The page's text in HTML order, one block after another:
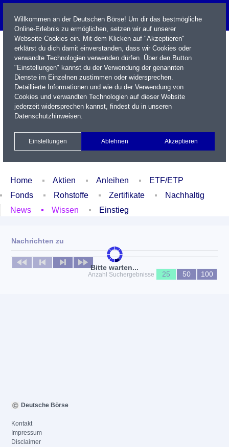
Name / WKN / ISIN / Kürzel
Xetra Realtime
Watchlist Portfolio Login
Home Aktien Anleihen
ETF/ETP
Fonds
Rohstoffe Zertifikate
Nachhaltig
News
Wissen Einstieg
Bitte warten...
Nachrichten zu
Keine News verfügbar
Anzahl Suchergebnisse
25 50 100
Willkommen an der Deutschen Börse! Um dir das bestmögliche
Online-Erlebnis zu ermöglichen, setzen wir auf unserer
Webseite Cookies ein. Mit dem Klicken auf "Akzeptieren"
erklärst du dich damit einverstanden, dass wir Cookies oder
verwandte Technologien verwenden dürfen. Über den Button
"Einstellungen" kannst du der Verwendung der genannten
Dienste im Einzelnen zustimmen oder widersprechen.
Detaillierte Informationen und wie du der Verwendung von
Cookies und verwandten Technologien auf dieser Website
jederzeit widersprechen kannst, findest du in unseren
Datenschutzhinweisen.
Einstellungen Ablehnen Akzeptieren
Deutsche Börse
Kontakt
Impressum
Disclaimer